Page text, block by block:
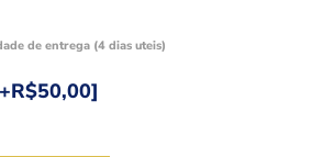
de entrega (4 dias uteis)